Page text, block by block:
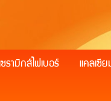
เซรามิกส์ไฟเบอร์ แคลเซี